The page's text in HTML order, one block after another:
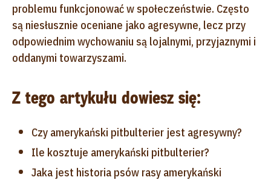
problemu funkcjonować w społeczeństwie. Często
są niesłusznie oceniane jako agresywne, lecz przy
odpowiednim wychowaniu są lojalnymi, przyjaznymi i
oddanymi towarzyszami.
Z tego artykułu dowiesz się:
Czy amerykański pitbulterier jest agresywny?
Ile kosztuje amerykański pitbulterier?
Jaka jest historia psów rasy amerykański